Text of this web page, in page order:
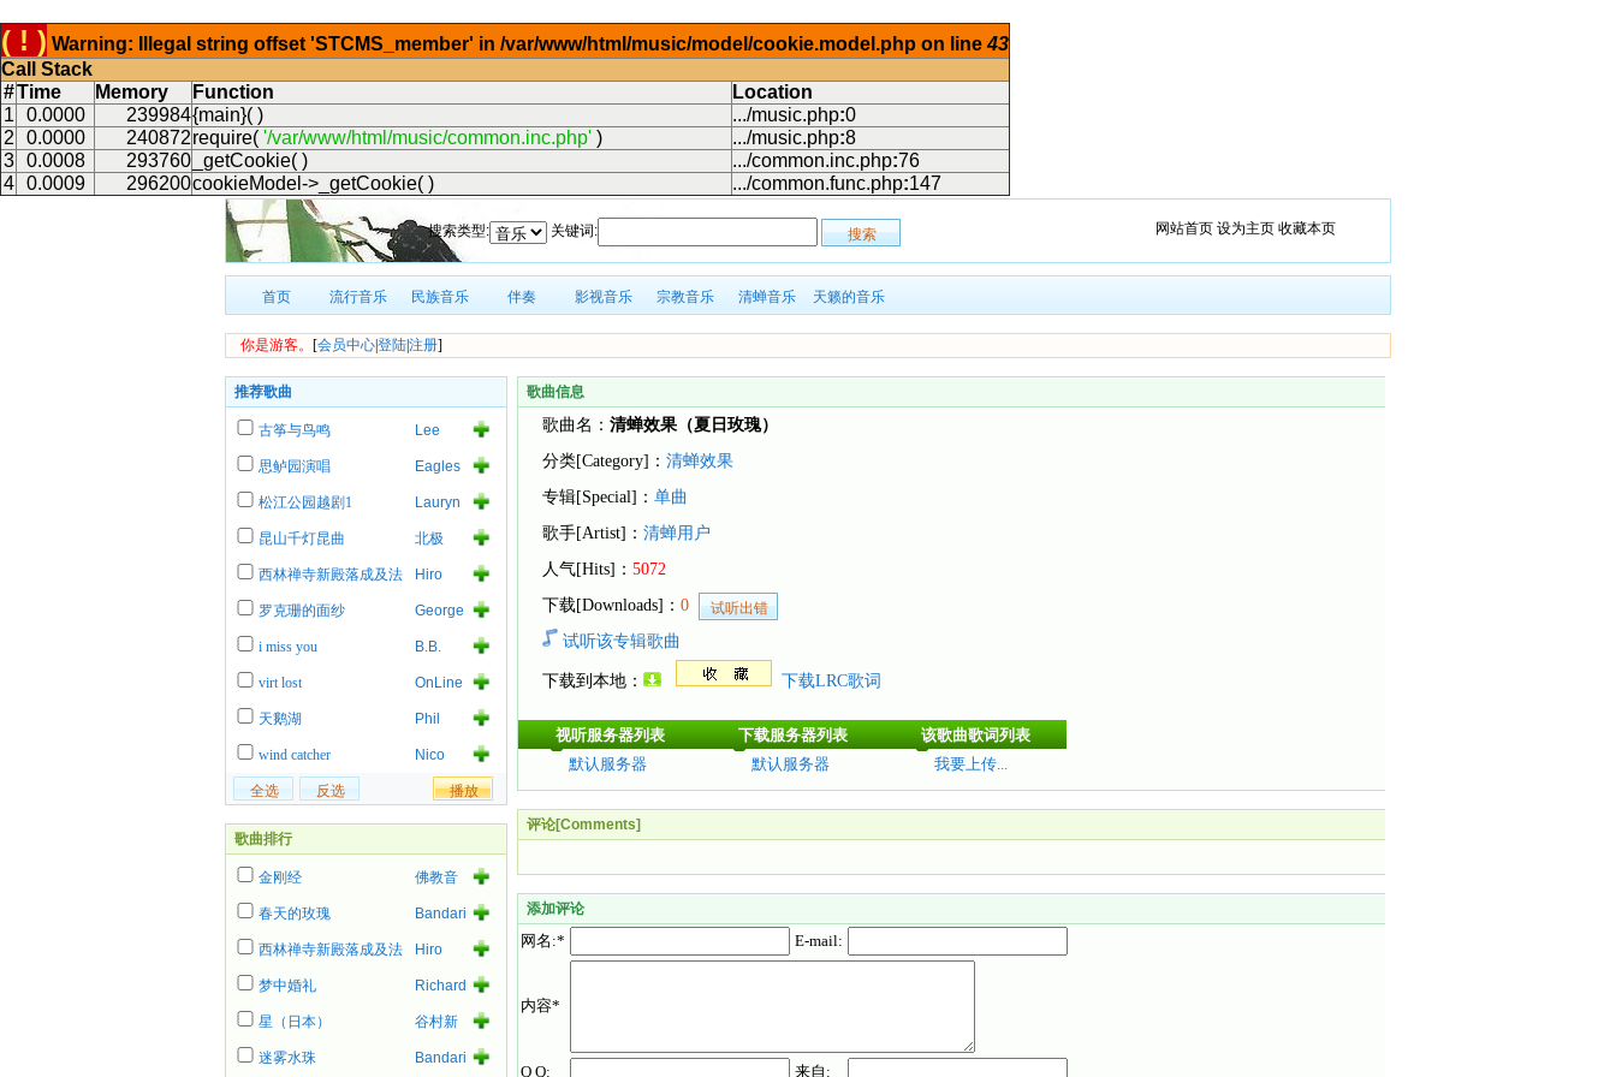
( ! ) Warning: Illegal string offset 'STCMS_member' in /var/www/html/music/model/cookie.model.php on line43
Call Stack
#Time Memory Function
Location
1
0.0000 239984{main}( ) .../music.php:0
2
0.0000 240872require( '/var/www/html/music/common.inc.php' ) .../music.php:8
3
0.0008 293760 _getCookie( ) .../common.inc.php:76
4
0.0009 296200cookieModel->_getCookie( ) .../common.func.php:147
搜索类型: 关键词: 网站首页 设为主页 收藏本页
首页 流行音乐 民族音乐 伴奏 影视音乐 宗教音乐 清蝉音乐 天籁的音乐
你是游客。 [会员中心登陆注册]
推荐歌曲
古筝与鸟鸣
Lee
Parnell
思鲈园演唱
Eagles
Death
Metal
松江公园越剧1
Lauryn
昆山千灯昆曲
北极
西林禅寺新殿落成及法
Hiro
罗克珊的面纱
George
i miss you
B.B.
virt lost
OnLine
天鹅湖
Phil
wind catcher
Nico
歌曲排行
金刚经
佛教音
春天的玫瑰
Bandari
西林禅寺新殿落成及法
Hiro
梦中婚礼
Richard
星（日本）
谷村新
迷雾水珠
Bandari
歌曲信息
歌曲名： 清蝉效果（夏日玫瑰）
分类[Category]： 清蝉效果
专辑[Special]： 单曲
歌手[Artist]： 清蝉用户
人气[Hits]： 5072
下载[Downloads]： 0
试听该专辑歌曲
下载到本地： 下载LRC歌词
视听服务器列表 下载服务器列表
该歌曲歌词列表
默认服务器
默认服务器 我要上传...
评论[Comments]
添加评论
网名:* E-mail:
内容*
Q Q: 来自: